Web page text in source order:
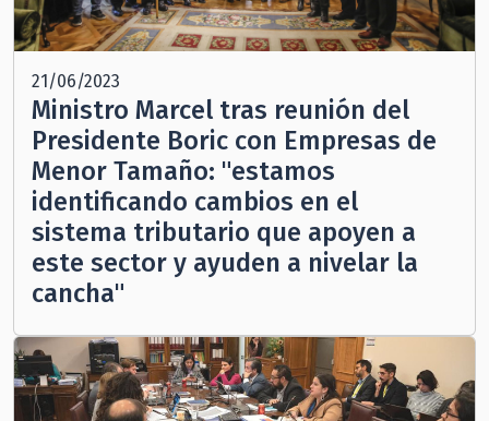
21/06/2023
Ministro Marcel tras reunión del
Presidente Boric con Empresas de
Menor Tamaño: "estamos
identificando cambios en el
sistema tributario que apoyen a
este sector y ayuden a nivelar la
cancha"